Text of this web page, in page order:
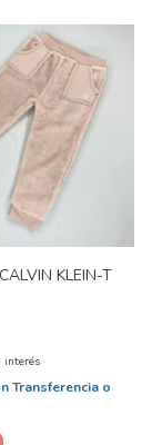
KLEIN-T
interés
Transferencia o